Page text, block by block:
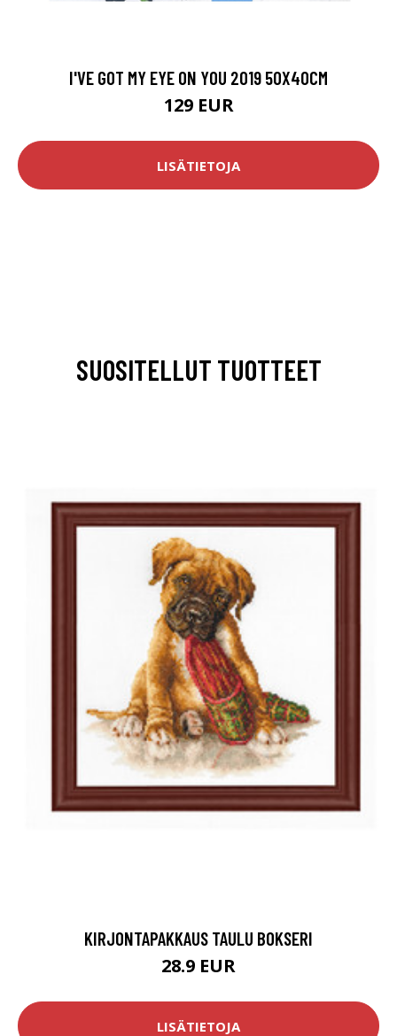
I'VE GOT MY EYE ON YOU 2019 50X40CM
129 EUR
LISÄTIETOJA
SUOSITELLUT TUOTTEET
KIRJONTAPAKKAUS TAULU BOKSERI
28.9 EUR
LISÄTIETOJA